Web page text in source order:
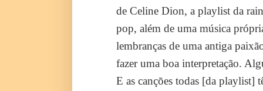
de Celine Dion, a playlist da
pop, além de uma música
lembranças de uma antiga
fazer uma boa interpretação.
E as canções todas [da playlist]